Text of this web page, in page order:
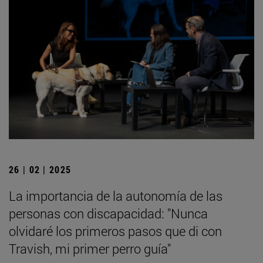
26 | 02 | 2025
La importancia de la autonomía de las
personas con discapacidad: "Nunca
olvidaré los primeros pasos que di con
Travish, mi primer perro guía"